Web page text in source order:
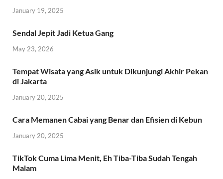
January 19, 2025
Sendal Jepit Jadi Ketua Gang
May 23, 2026
Tempat Wisata yang Asik untuk Dikunjungi Akhir Pekan
di Jakarta
January 20, 2025
Cara Memanen Cabai yang Benar dan Efisien di Kebun
January 20, 2025
TikTok Cuma Lima Menit, Eh Tiba-Tiba Sudah Tengah
Malam